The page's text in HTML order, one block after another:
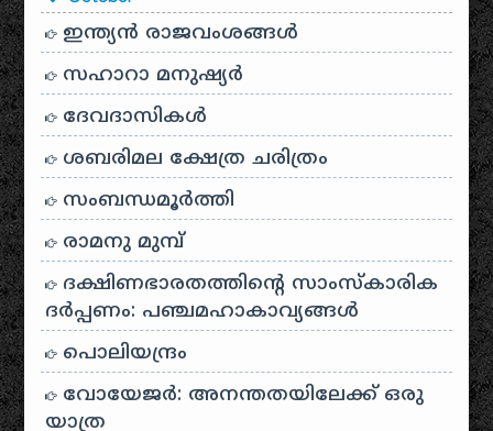
ഇന്ത്യൻ രാജവംശങ്ങൾ
സഹാറാ മനുഷ്യർ
ദേവദാസികൾ
ശബരിമല ക്ഷേത്ര ചരിത്രം
സംബന്ധമൂർത്തി
രാമനു മുമ്പ്
ദക്ഷിണഭാരതത്തിൻ്റെ സാംസ്കാരിക
ദർപ്പണം: പഞ്ചമഹാകാവ്യങ്ങൾ
പൊലിയന്ദ്രം
വോയേജർ: അനന്തതയിലേക്ക് ഒരു
യാത്ര